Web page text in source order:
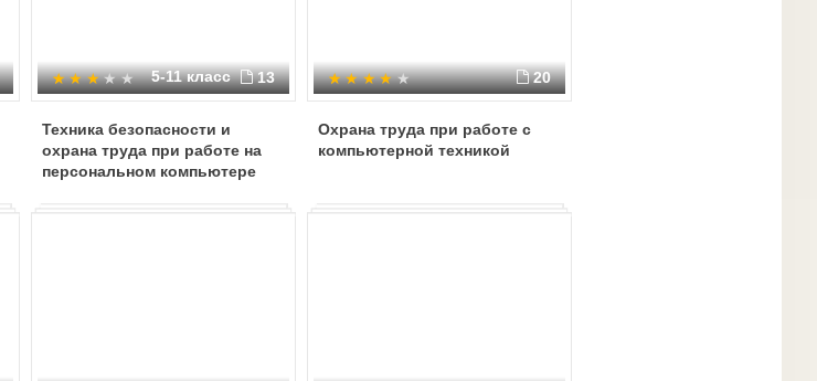
5-11 класс 13
Техника безопасности и
охрана труда при работе на
персональном компьютере
20
Охрана труда при работе с
компьютерной техникой